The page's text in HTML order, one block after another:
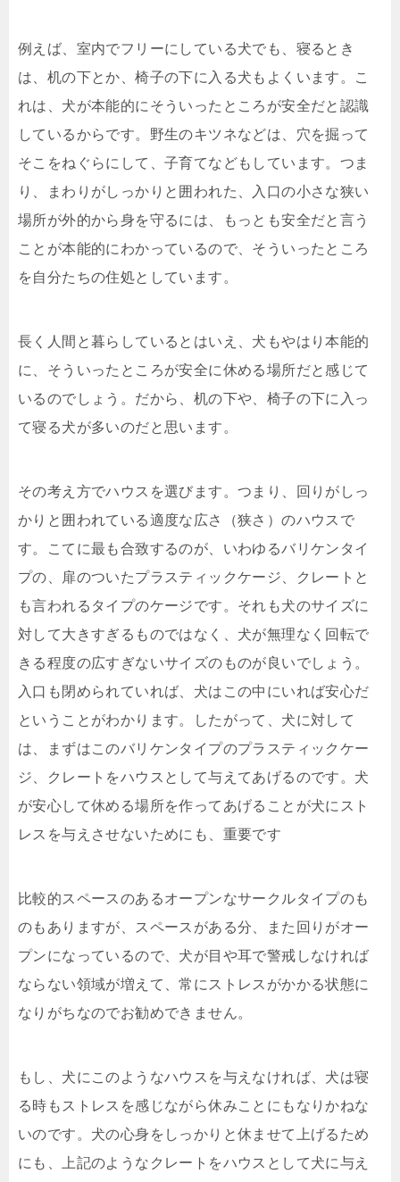
例えば、室内でフリーにしている犬でも、寝るとき
は、机の下とか、椅子の下に入る犬もよくいます。こ
れは、犬が本能的にそういったところが安全だと認識
しているからです。野生のキツネなどは、穴を掘って
そこをねぐらにして、子育てなどもしています。つま
り、まわりがしっかりと囲われた、入口の小さな狭い
場所が外的から身を守るには、もっとも安全だと言う
ことが本能的にわかっているので、そういったところ
を自分たちの住処としています。
長く人間と暮らしているとはいえ、犬もやはり本能的
に、そういったところが安全に休める場所だと感じて
いるのでしょう。だから、机の下や、椅子の下に入っ
て寝る犬が多いのだと思います。
その考え方でハウスを選びます。つまり、回りがしっ
かりと囲われている適度な広さ（狭さ）のハウスで
す。こてに最も合致するのが、いわゆるバリケンタイ
プの、扉のついたプラスティックケージ、クレートと
も言われるタイプのケージです。それも犬のサイズに
対して大きすぎるものではなく、犬が無理なく回転で
きる程度の広すぎないサイズのものが良いでしょう。
入口も閉められていれば、犬はこの中にいれば安心だ
ということがわかります。したがって、犬に対して
は、まずはこのバリケンタイプのプラスティックケー
ジ、クレートをハウスとして与えてあげるのです。犬
が安心して休める場所を作ってあげることが犬にスト
レスを与えさせないためにも、重要です
比較的スペースのあるオープンなサークルタイプのも
のもありますが、スペースがある分、また回りがオー
プンになっているので、犬が目や耳で警戒しなければ
ならない領域が増えて、常にストレスがかかる状態に
なりがちなのでお勧めできません。
もし、犬にこのようなハウスを与えなければ、犬は寝
る時もストレスを感じながら休みことにもなりかねな
いのです。犬の心身をしっかりと休ませて上げるため
にも、上記のようなクレートをハウスとして犬に与え